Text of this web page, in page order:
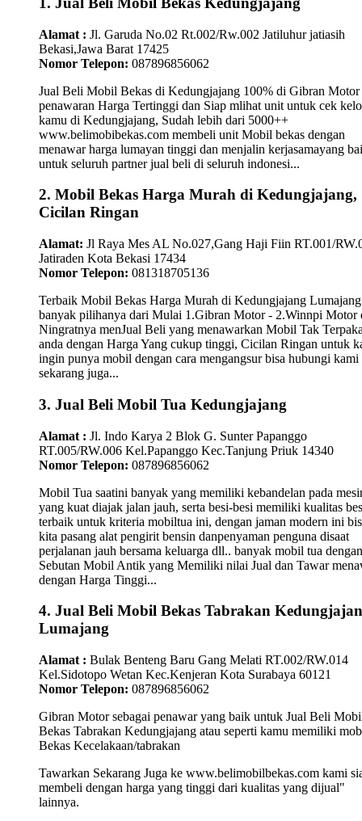
Alamat : Jl. Garuda No.02 Rt.002/Rw.002 Jatiluhur jatiasih
Bekasi,Jawa Barat 17425
Nomor Telepon: 087896856062
Jual Beli Mobil Bekas di Kedungjajang 100% di Gibran Motor
penawaran Harga Tertinggi dan Siap mlihat unit untuk cek
kamu di Kedungjajang, Sudah lebih dari 5000++
www.belimobibekas.com membeli unit Mobil bekas dengan
menawar harga lumayan tinggi dan menjalin kerjasamayang
untuk seluruh partner jual beli di seluruh indonesi...
2. Mobil Bekas Harga Murah di Kedungjajang,
Cicilan Ringan
Alamat: Jl Raya Mes AL No.027,Gang Haji Fiin RT.001/
Jatiraden Kota Bekasi 17434
Nomor Telepon: 081318705136
Terbaik Mobil Bekas Harga Murah di Kedungjajang Lumajang
banyak pilihanya dari Mulai 1.Gibran Motor - 2.Winnpi Motor
Ningratnya menJual Beli yang menawarkan Mobil Tak
anda dengan Harga Yang cukup tinggi, Cicilan Ringan untuk
ingin punya mobil dengan cara mengangsur bisa hubungi kami
sekarang juga...
3. Jual Beli Mobil Tua Kedungjajang
Alamat : Jl. Indo Karya 2 Blok G. Sunter Papanggo
RT.005/RW.006 Kel.Papanggo Kec.Tanjung Priuk 14340
Nomor Telepon: 087896856062
Mobil Tua saatini banyak yang memiliki kebandelan pada
yang kuat diajak jalan jauh, serta besi-besi memiliki kualitas
terbaik untuk kriteria mobiltua ini, dengan jaman modern ini
kita pasang alat pengirit bensin danpenyaman penguna disaat
perjalanan jauh bersama keluarga dll.. banyak mobil tua dengan
Sebutan Mobil Antik yang Memiliki nilai Jual dan Tawar
dengan Harga Tinggi...
4. Jual Beli Mobil Bekas Tabrakan
Lumajang
Alamat : Bulak Benteng Baru Gang Melati RT.002/RW.014
Kel.Sidotopo Wetan Kec.Kenjeran Kota Surabaya 60121
Nomor Telepon: 087896856062
Gibran Motor sebagai penawar yang baik untuk Jual Beli
Bekas Tabrakan Kedungjajang atau seperti kamu memiliki
Bekas Kecelakaan/tabrakan
Tawarkan Sekarang Juga ke www.belimobilbekas.com kami
membeli dengan harga yang tinggi dari kualitas yang dijual"
lainnya.